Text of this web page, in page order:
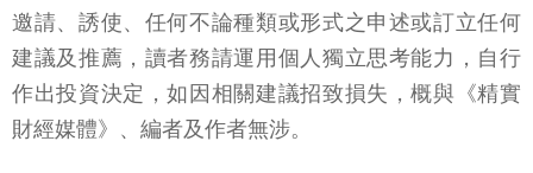
邀請、誘使、任何不論種類或形式之申述或訂立任何
建議及推薦，讀者務請運用個人獨立思考能力，自行
作出投資決定，如因相關建議招致損失，概與《精實
財經媒體》、編者及作者無涉。